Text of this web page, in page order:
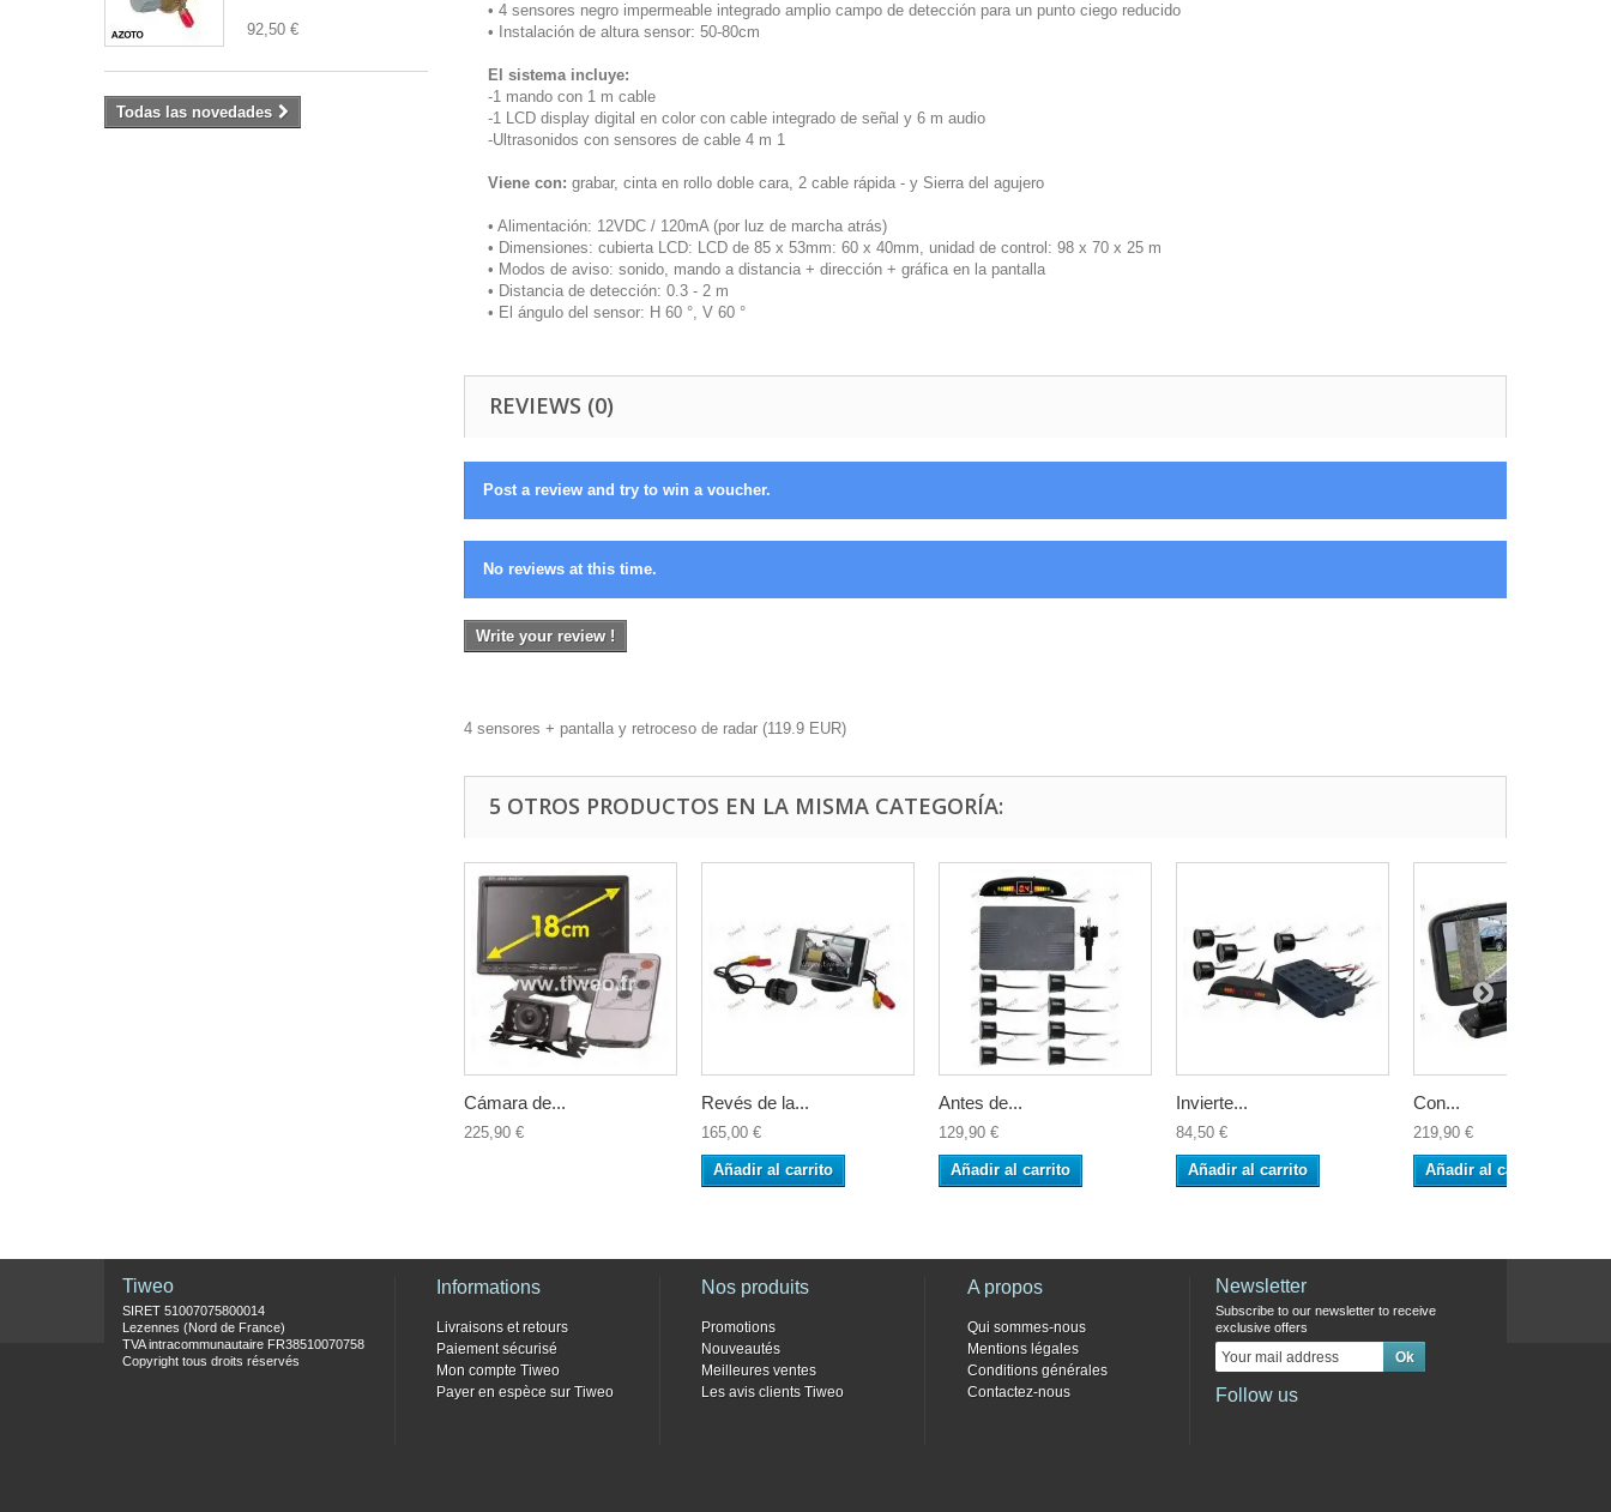
92,50 €
Todas las novedades
• 4 sensores negro impermeable integrado amplio campo de detección para un punto ciego reducido
• Instalación de altura sensor: 50-80cm
El sistema incluye:
-1 mando con 1 m cable
-1 LCD display digital en color con cable integrado de señal y 6 m audio
-Ultrasonidos con sensores de cable 4 m 1
Viene con: grabar, cinta en rollo doble cara, 2 cable rápida - y Sierra del agujero
• Alimentación: 12VDC / 120mA (por luz de marcha atrás)
• Dimensiones: cubierta LCD: LCD de 85 x 53mm: 60 x 40mm, unidad de control: 98 x 70 x 25 m
• Modos de aviso: sonido, mando a distancia + dirección + gráfica en la pantalla
• Distancia de detección: 0.3 - 2 m
• El ángulo del sensor: H 60 °, V 60 °
REVIEWS (0)
Post a review and try to win a voucher.
No reviews at this time.
Write your review !
4 sensores + pantalla y retroceso de radar (119.9 EUR)
5 OTROS PRODUCTOS EN LA MISMA CATEGORÍA:
Cámara de...
225,90 €
Revés de la...
165,00 €
Añadir al carrito
Antes de...
129,90 €
Añadir al carrito
Invierte...
84,50 €
Añadir al carrito
Con...
219,90 €
Añadir al carrito
Tiweo
SIRET 51007075800014
Lezennes (Nord de France)
TVA intracommunautaire FR38510070758
Copyright tous droits réservés
Informations
Livraisons et retours
Paiement sécurisé
Mon compte Tiweo
Payer en espèce sur Tiweo
Nos produits
Promotions
Nouveautés
Meilleures ventes
Les avis clients Tiweo
A propos
Qui sommes-nous
Mentions légales
Conditions générales
Contactez-nous
Newsletter
Subscribe to our newsletter to receive
exclusive offers
Follow us